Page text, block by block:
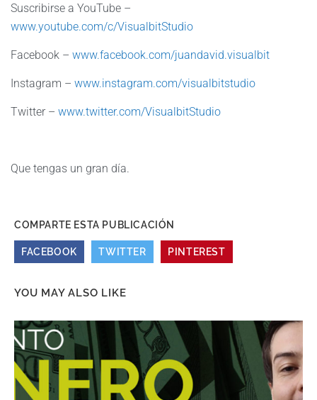
Suscribirse a YouTube –
www.youtube.com/c/VisualbitStudio
Facebook – www.facebook.com/juandavid.visualbit
Instagram – www.instagram.com/visualbitstudio
Twitter – www.twitter.com/VisualbitStudio
Que tengas un gran día.
COMPARTE ESTA PUBLICACIÓN
FACEBOOK TWITTER PINTEREST
YOU MAY ALSO LIKE